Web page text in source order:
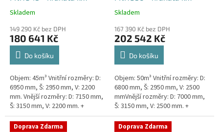
obetonování
Průměrné
produktu
je
5,0
hvězdiček.
Skladem
149 290 Kč bez DPH
180 641 Kč
Do košíku
Objem: 45m³ Vnitřní rozměry: D:
6950 mm, Š: 2950 mm, V: 2200
mm. Vnější rozměry: D: 7150 mm,
Š: 3150 mm, V: 2200 mm. +
komínek Běžná doba dodání 2-3
týdny od objednávky....
obetonování
Průměrné
produktu
je
5,0
hvězdiček.
Skladem
167 390 Kč bez DPH
202 542 Kč
Do košíku
Objem: 50m³ Vnitřní rozměry: D:
6800 mm, Š: 2950 mm, V: 2500
mmVnější rozměry: D: 7000 mm,
Š: 3150 mm, V: 2500 mm. +
komínek Běžná doba dodání 2-3
týdny od objednávky. Rozměry...
Doprava Zdarma Doprava Zdarma